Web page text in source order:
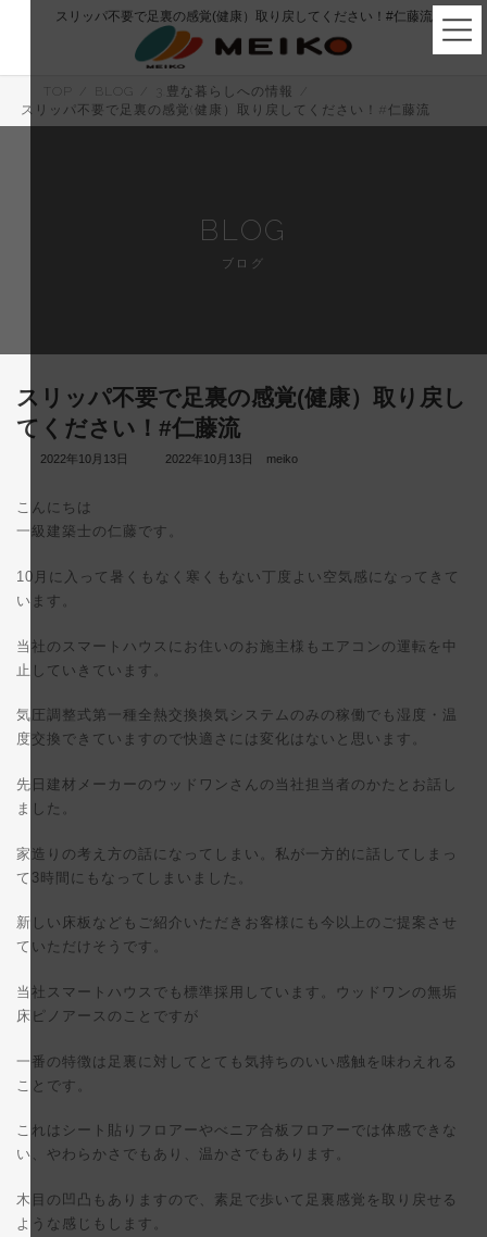
ス
ン
スリッパ不要で足裏の感覚(健康）取り戻してください！#仁藤流
TOP BLOG
3.豊な暮らしへの情報
スリッパ不要で足裏の感覚(健康）取り戻してください！#仁藤流
BLOG
ブログ
スリッパ不要で足裏の感覚(健康）取り戻し
てください！#仁藤流
2022年10月13日
最
時
2022年10月13日 meiko
こんにちは
一級建築士の仁藤です。
10月に入って暑くもなく寒くもない丁度よい空気感になってきて
います。
当社のスマートハウスにお住いのお施主様もエアコンの運転を中
止していきています。
気圧調整式第一種全熱交換換気システムのみの稼働でも湿度・温
度交換できていますので快適さには変化はないと思います。
先日建材メーカーのウッドワンさんの当社担当者のかたとお話し
ました。
家造りの考え方の話になってしまい。私が一方的に話してしまっ
て3時間にもなってしまいました。
新しい床板などもご紹介いただきお客様にも今以上のご提案させ
ていただけそうです。
当社スマートハウスでも標準採用しています。ウッドワンの無垢
床ピノアースのことですが
一番の特徴は足裏に対してとても気持ちのいい感触を味わえれる
ことです。
これはシート貼りフロアーやべニア合板フロアーでは体感できな
い、やわらかさでもあり、温かさでもあります。
木目の凹凸もありますので、素足で歩いて足裏感覚を取り戻せる
ような感じもします。